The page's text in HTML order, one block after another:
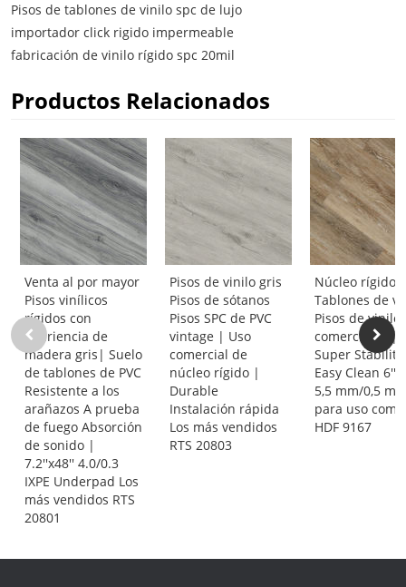
Pisos de tablones de vinilo spc de lujo
importador click rigido impermeable
fabricación de vinilo rígido spc 20mil
Productos Relacionados
Venta al por mayor
Pisos vinílicos
rígidos con
apariencia de
madera gris| Suelo
de tablones de PVC
Resistente a los
arañazos A prueba
de fuego Absorción
de sonido |
7.2''x48'' 4.0/0.3
IXPE Underpad Los
más vendidos RTS
20801
Pisos de vinilo gris
Pisos de sótanos
Pisos SPC de PVC
vintage | Uso
comercial de
núcleo rígido |
Durable
Instalación rápida
Los más vendidos
RTS 20803
Núcleo rígido
Tablones de
Pisos de vinilo
comerciales |
Super Stability
Easy Clean
5,5 mm/0,5
para uso
HDF 9167